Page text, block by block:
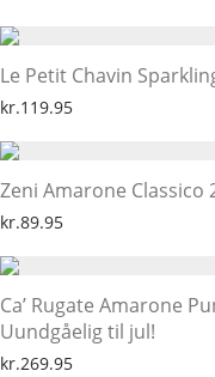
Le Petit Chavin
kr.119.95
Zeni Amarone
kr.89.95
Ca’ Rugate Amarone
Uundgåelig til jul!
kr.269.95